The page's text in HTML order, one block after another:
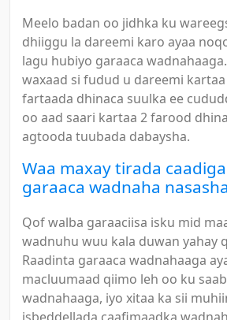
Meelo badan oo jidhka ku
dhiiggu la dareemi karo ayaa
lagu hubiyo garaaca
waxaad si fudud u dareemi
fartaada dhinaca suulka ee
oo aad saari kartaa 2 farood
agtooda tuubada dabaysha.
Waa maxay tirada
garaaca wadnaha
Qof walba garaaciisa isku mid
wadnuhu wuu kala duwan yahay
Raadinta garaaca wadnahaaga
macluumaad qiimo leh oo ku
wadnahaaga, iyo xitaa ka sii